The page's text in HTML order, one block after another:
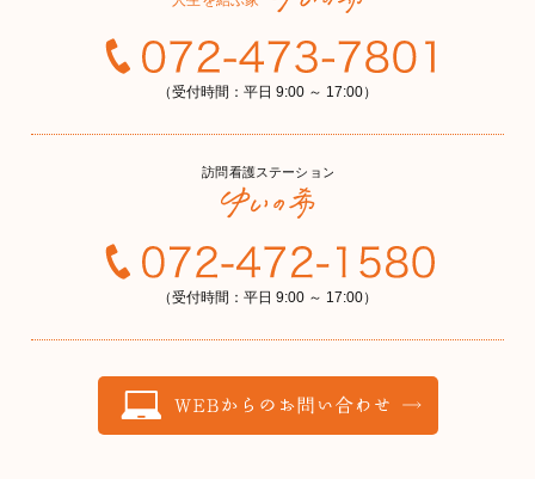
（受付時間：平日 9:00 ～ 17:00）
（受付時間：平日 9:00 ～ 17:00）